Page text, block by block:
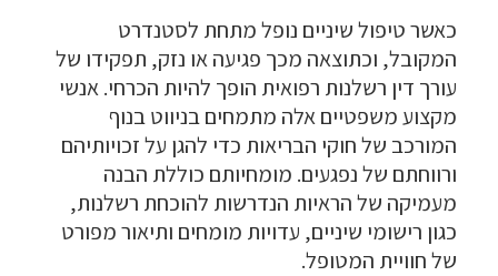
כאשר טיפול שיניים נופל מתחת לסטנדרט
המקובל, וכתוצאה מכך פגיעה או נזק, תפקידו של
עורך דין רשלנות רפואית הופך להיות הכרחי. אנשי
מקצוע משפטיים אלה מתמחים בניווט בנוף
המורכב של חוקי הבריאות כדי להגן על זכויותיהם
ורווחתם של נפגעים. מומחיותם כוללת הבנה
מעמיקה של הראיות הנדרשות להוכחת רשלנות,
כגון רישומי שיניים, עדויות מומחים ותיאור מפורט
של חוויית המטופל.